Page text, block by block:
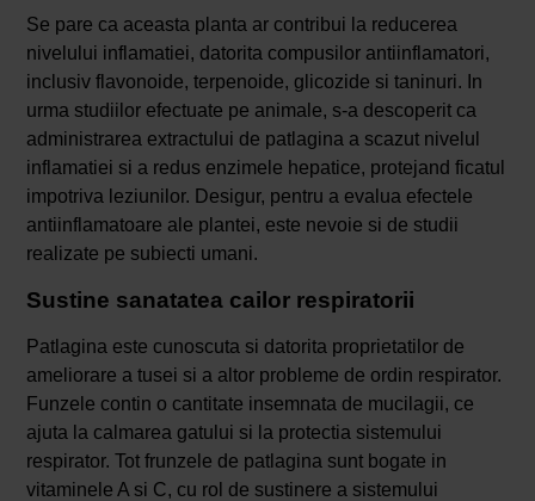
Se pare ca aceasta planta ar contribui la reducerea
nivelului inflamatiei, datorita compusilor antiinflamatori,
inclusiv flavonoide, terpenoide, glicozide si taninuri. In
urma studiilor efectuate pe animale, s-a descoperit ca
administrarea extractului de patlagina a scazut nivelul
inflamatiei si a redus enzimele hepatice, protejand ficatul
impotriva leziunilor. Desigur, pentru a evalua efectele
antiinflamatoare ale plantei, este nevoie si de studii
realizate pe subiecti umani.
Sustine sanatatea cailor respiratorii
Patlagina este cunoscuta si datorita proprietatilor de
ameliorare a tusei si a altor probleme de ordin respirator.
Funzele contin o cantitate insemnata de mucilagii, ce
ajuta la calmarea gatului si la protectia sistemului
respirator. Tot frunzele de patlagina sunt bogate in
vitaminele A si C, cu rol de sustinere a sistemului